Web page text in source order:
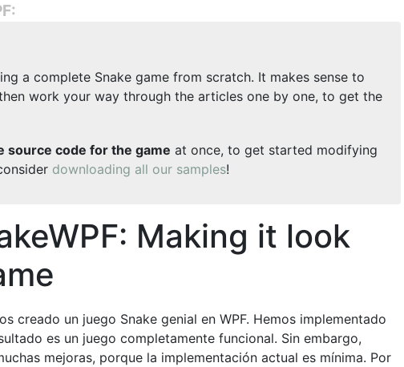
a complete Snake game from scratch. It makes sense to
work your way through the articles one by one, to get the
source code for the game at once, to get started modifying
downloading all our samples!
Making it look
creado un juego Snake genial en WPF. Hemos implementado
es un juego completamente funcional. Sin embargo,
mejoras, porque la implementación actual es mínima. Por